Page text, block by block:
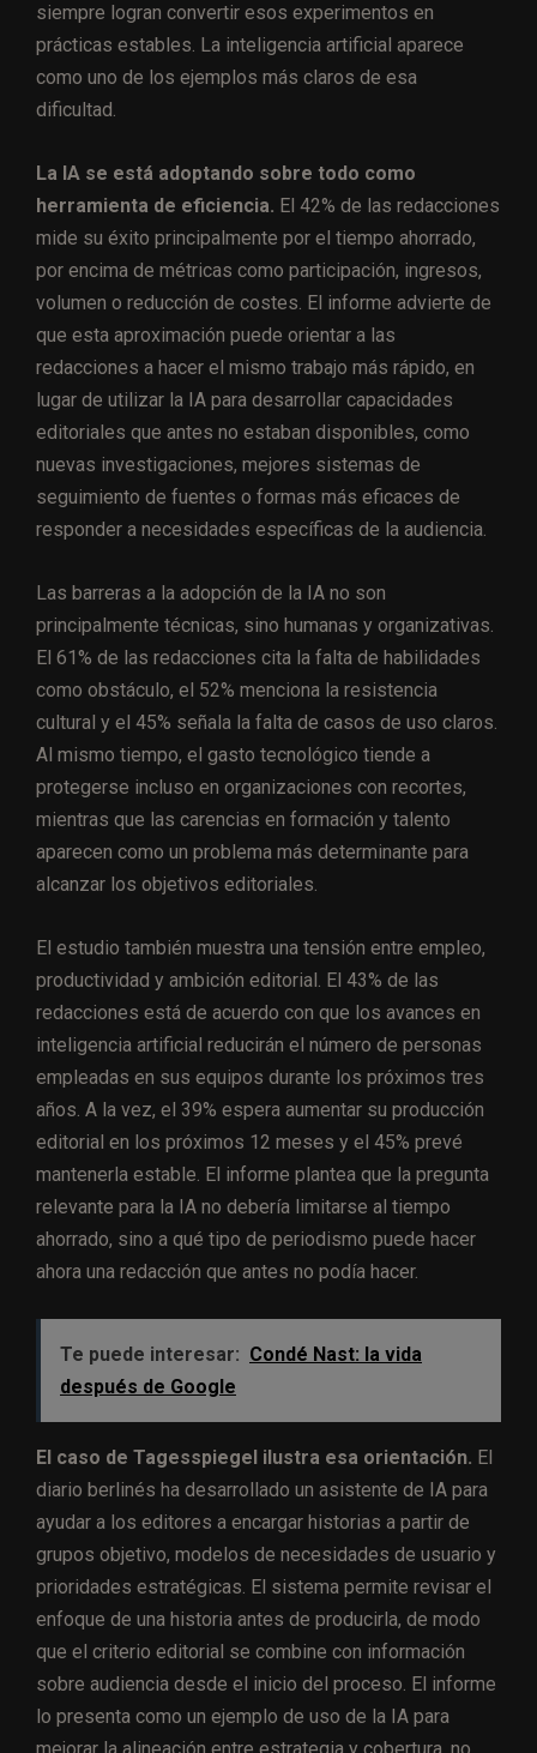
siempre logran convertir esos experimentos en
prácticas estables. La inteligencia artificial aparece
como uno de los ejemplos más claros de esa
dificultad.
La IA se está adoptando sobre todo como
herramienta de eficiencia. El 42% de las redacciones
mide su éxito principalmente por el tiempo ahorrado,
por encima de métricas como participación, ingresos,
volumen o reducción de costes. El informe advierte de
que esta aproximación puede orientar a las
redacciones a hacer el mismo trabajo más rápido, en
lugar de utilizar la IA para desarrollar capacidades
editoriales que antes no estaban disponibles, como
nuevas investigaciones, mejores sistemas de
seguimiento de fuentes o formas más eficaces de
responder a necesidades específicas de la audiencia.
Las barreras a la adopción de la IA no son
principalmente técnicas, sino humanas y organizativas.
El 61% de las redacciones cita la falta de habilidades
como obstáculo, el 52% menciona la resistencia
cultural y el 45% señala la falta de casos de uso claros.
Al mismo tiempo, el gasto tecnológico tiende a
protegerse incluso en organizaciones con recortes,
mientras que las carencias en formación y talento
aparecen como un problema más determinante para
alcanzar los objetivos editoriales.
El estudio también muestra una tensión entre empleo,
productividad y ambición editorial. El 43% de las
redacciones está de acuerdo con que los avances en
inteligencia artificial reducirán el número de personas
empleadas en sus equipos durante los próximos tres
años. A la vez, el 39% espera aumentar su producción
editorial en los próximos 12 meses y el 45% prevé
mantenerla estable. El informe plantea que la pregunta
relevante para la IA no debería limitarse al tiempo
ahorrado, sino a qué tipo de periodismo puede hacer
ahora una redacción que antes no podía hacer.
Te puede interesar: Condé Nast: la vida
después de Google
El caso de Tagesspiegel ilustra esa orientación. El
diario berlinés ha desarrollado un asistente de IA para
ayudar a los editores a encargar historias a partir de
grupos objetivo, modelos de necesidades de usuario y
prioridades estratégicas. El sistema permite revisar el
enfoque de una historia antes de producirla, de modo
que el criterio editorial se combine con información
sobre audiencia desde el inicio del proceso. El informe
lo presenta como un ejemplo de uso de la IA para